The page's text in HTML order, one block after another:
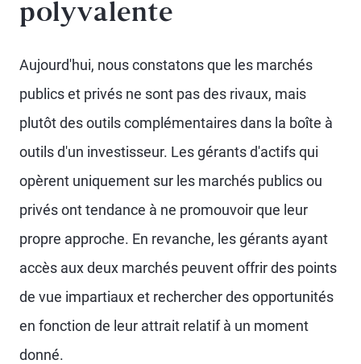
polyvalente
Aujourd'hui, nous constatons que les marchés
publics et privés ne sont pas des rivaux, mais
plutôt des outils complémentaires dans la boîte à
outils d'un investisseur. Les gérants d'actifs qui
opèrent uniquement sur les marchés publics ou
privés ont tendance à ne promouvoir que leur
propre approche. En revanche, les gérants ayant
accès aux deux marchés peuvent offrir des points
de vue impartiaux et rechercher des opportunités
en fonction de leur attrait relatif à un moment
donné.